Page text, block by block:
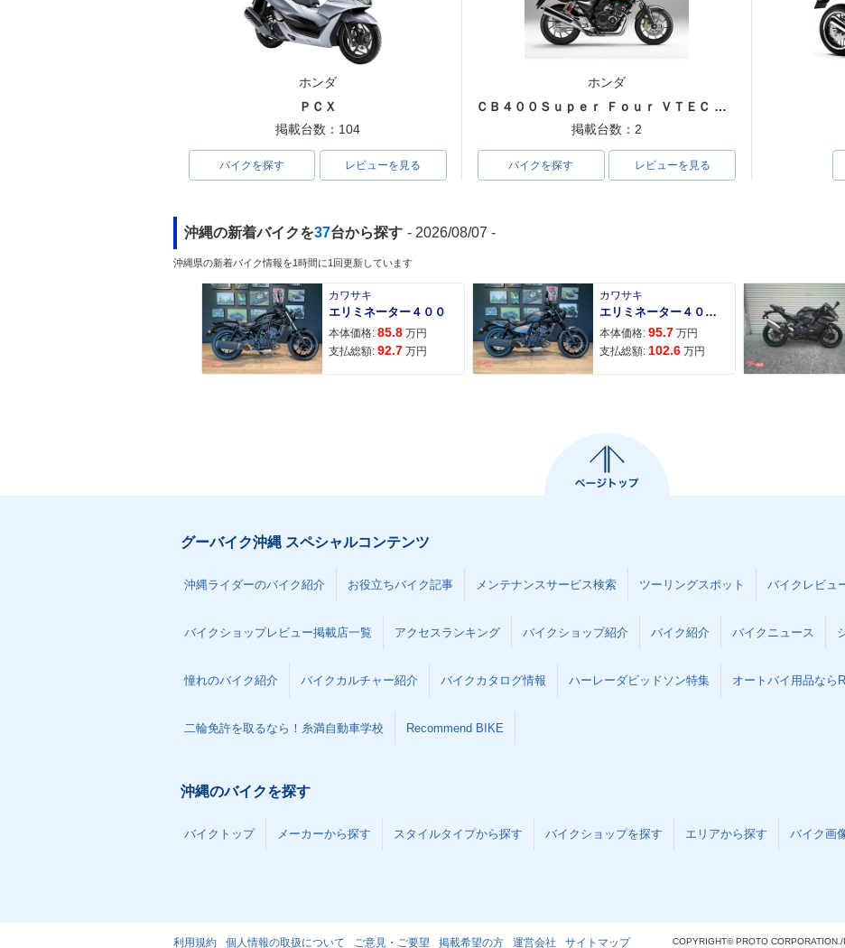
ホンダ
ＰＣＸ
掲載台数：104
バイクを探す レビューを見る
ホンダ
ＣＢ４００Ｓｕｐｅｒ Ｆｏｕｒ ＶＴＥＣ ＳＰＥＣ３
掲載台数：2
バイクを探す レビューを見る
沖縄の新着バイクを37台から探す - 2026/08/07 -
沖縄県の新着バイク情報を1時間に1回更新しています
カワサキ
エリミネーター４００
本体価格: 85.8 万円
支払総額: 92.7 万円
カワサキ
エリミネーター４００ＳＥ
本体価格: 95.7 万円
支払総額: 102.6 万円
グーバイク沖縄 スペシャルコンテンツ
沖縄ライダーのバイク紹介 お役立ちバイク記事 メンテナンスサービス検索 ツーリングスポット バイクレビュ
バイクショップレビュー掲載店一覧 アクセスランキング バイクショップ紹介 バイク紹介 バイクニュース
憧れのバイク紹介 バイクカルチャー紹介 バイクカタログ情報 ハーレーダビッドソン特集 オートバイ用品なら
二輪免許を取るなら！糸満自動車学校 Recommend BIKE
沖縄のバイクを探す
バイクトップ メーカーから探す スタイルタイプから探す バイクショップを探す エリアから探す バイク画
利用規約 個人情報の取扱について ご意見・ご要望 掲載希望の方 運営会社 サイトマップ COPYRIGHT© PROTO CORPORATION./